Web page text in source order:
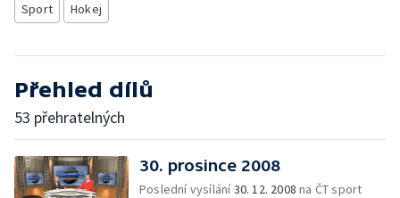
Sport Hokej
Přehled dílů
53 přehratelných
30. prosince 2008
Poslední vysílání30. 12. 2008 na ČT sport